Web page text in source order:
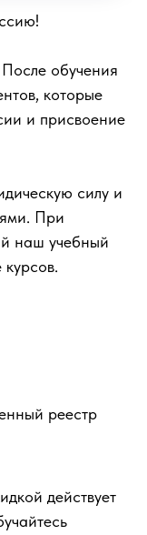
обучения
которые
и присвоение
силу и
При
наш учебный
реестр
действует